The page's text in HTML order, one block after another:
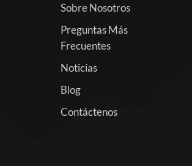
Sobre Nosotros
Preguntas Más
Frecuentes
Noticias
Blog
Contáctenos